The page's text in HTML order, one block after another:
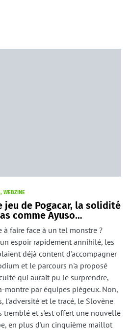
WEBZINE
jeu de Pogacar, la solidité
comme Ayuso…
faire face à un tel monstre ?
espoir rapidement annihilé, les
déjà content d'accompagner
et le parcours n'a proposé
qui aurait pu le surprendre,
montre par équipes piégeux. Non,
l'adversité et le tracé, le Slovène
tremblé et s'est offert une nouvelle
en plus d'un cinquième maillot